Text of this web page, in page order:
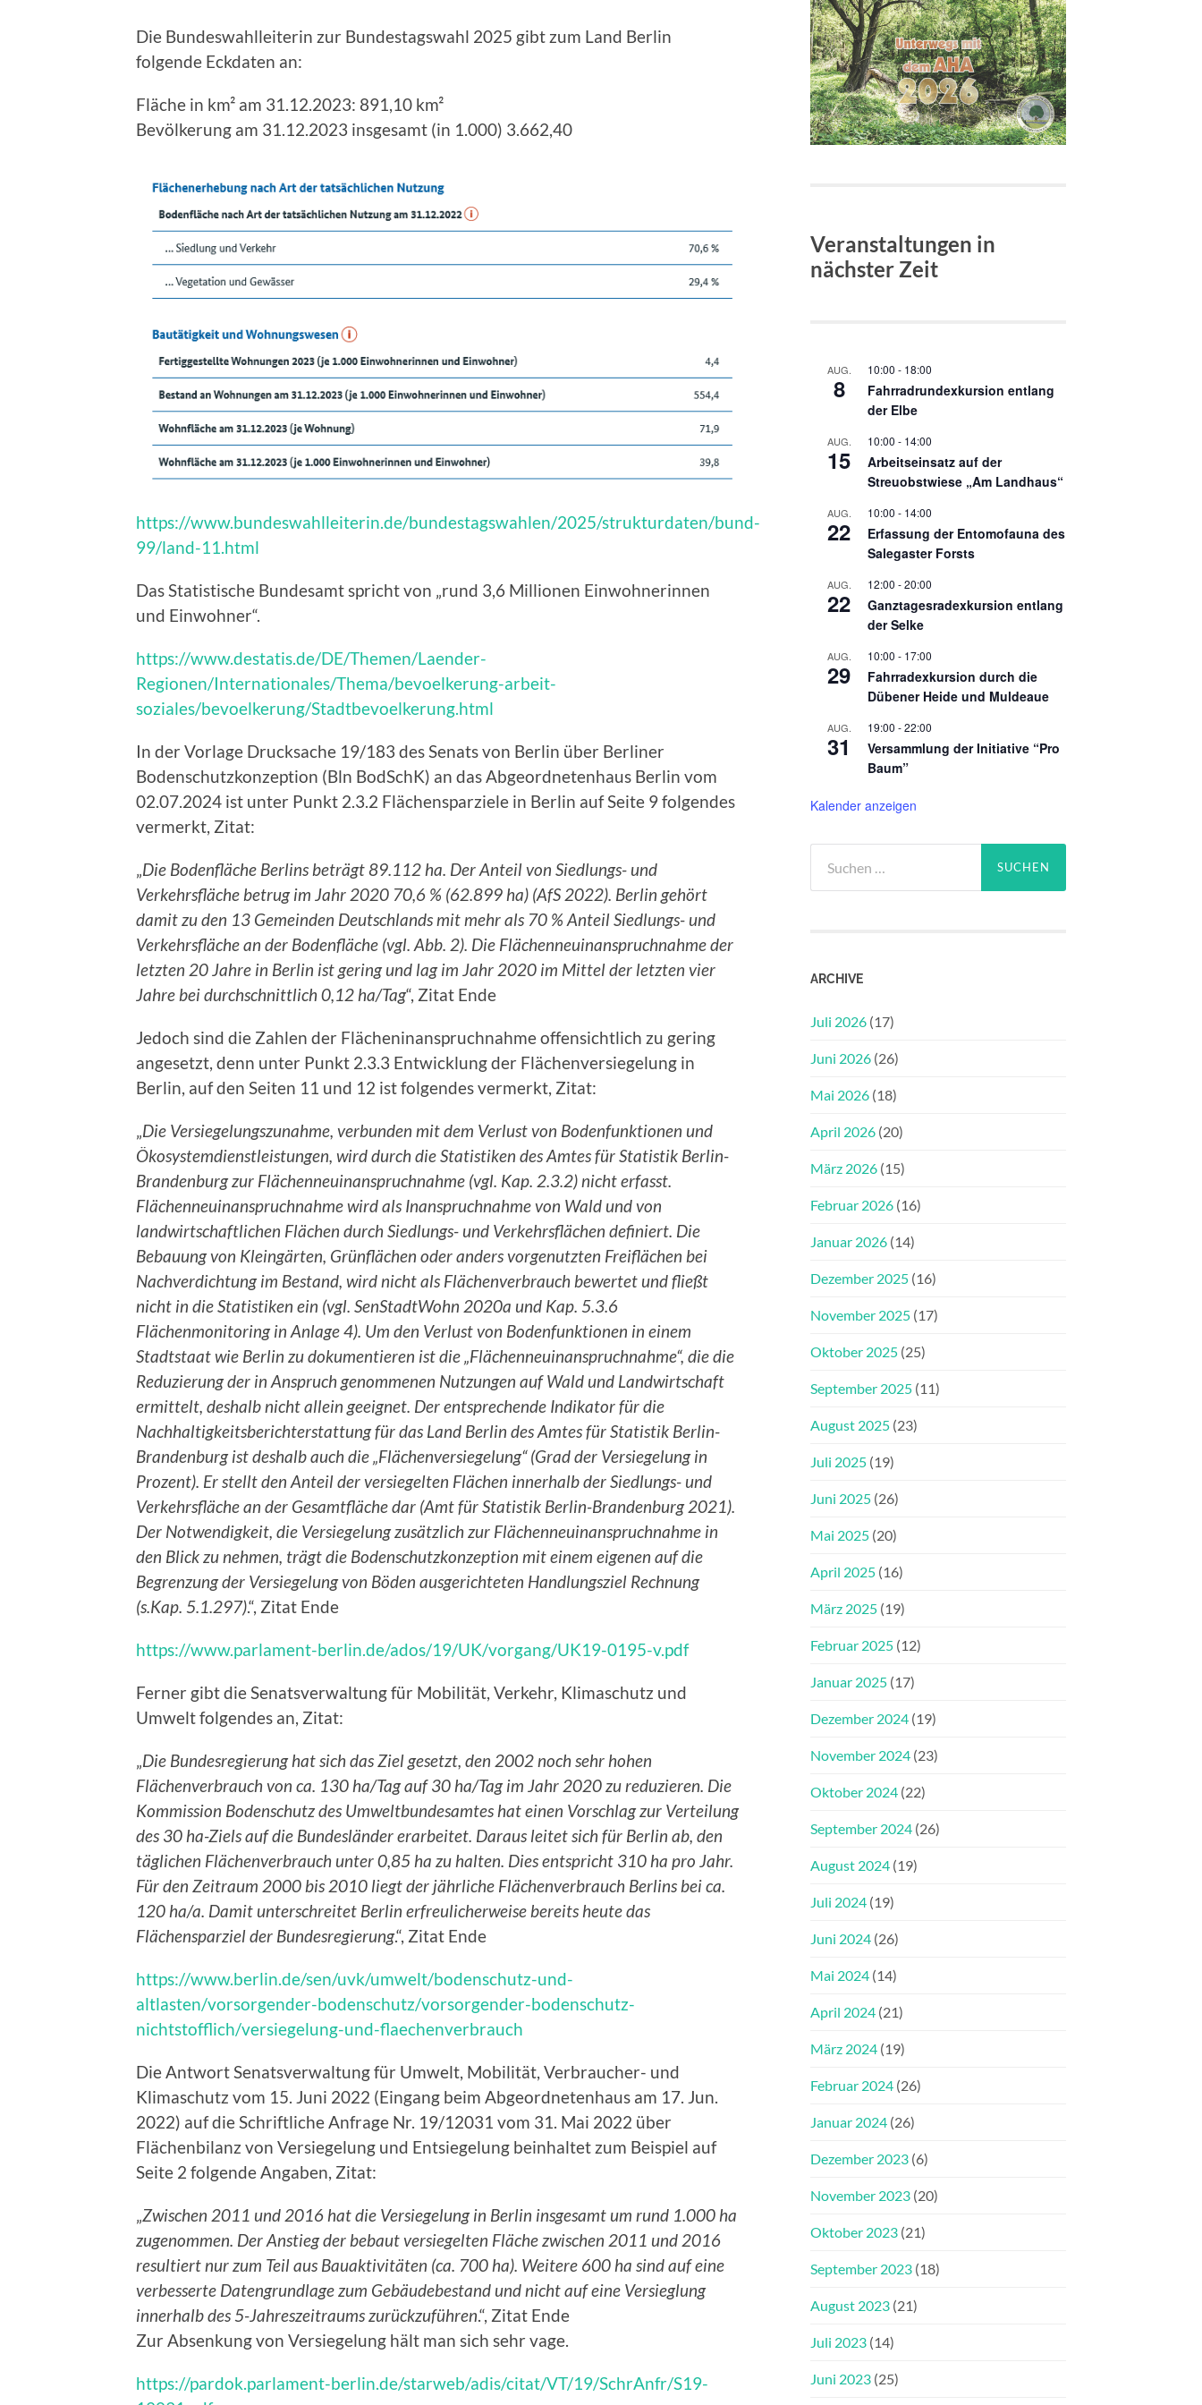
Die Bundeswahlleiterin zur Bundestagswahl 2025 gibt zum Land Berlin
folgende Eckdaten an:
Fläche in km² am 31.12.2023: 891,10 km²
Bevölkerung am 31.12.2023 insgesamt (in 1.000) 3.662,40
https://www.bundeswahlleiterin.de/bundestagswahlen/2025/strukturdaten/bund-
99/land-11.html
Das Statistische Bundesamt spricht von „rund 3,6 Millionen Einwohnerinnen
und Einwohner“.
https://www.destatis.de/DE/Themen/Laender-
Regionen/Internationales/Thema/bevoelkerung-arbeit-
soziales/bevoelkerung/Stadtbevoelkerung.html
In der Vorlage Drucksache 19/183 des Senats von Berlin über Berliner
Bodenschutzkonzeption (Bln BodSchK) an das Abgeordnetenhaus Berlin vom
02.07.2024 ist unter Punkt 2.3.2 Flächensparziele in Berlin auf Seite 9 folgendes
vermerkt, Zitat:
„Die Bodenfläche Berlins beträgt 89.112 ha. Der Anteil von Siedlungs- und
Verkehrsfläche betrug im Jahr 2020 70,6 % (62.899 ha) (AfS 2022). Berlin gehört
damit zu den 13 Gemeinden Deutschlands mit mehr als 70 % Anteil Siedlungs- und
Verkehrsfläche an der Bodenfläche (vgl. Abb. 2). Die Flächenneuinanspruchnahme der
letzten 20 Jahre in Berlin ist gering und lag im Jahr 2020 im Mittel der letzten vier
Jahre bei durchschnittlich 0,12 ha/Tag“, Zitat Ende
Jedoch sind die Zahlen der Flächeninanspruchnahme offensichtlich zu gering
angesetzt, denn unter Punkt 2.3.3 Entwicklung der Flächenversiegelung in
Berlin, auf den Seiten 11 und 12 ist folgendes vermerkt, Zitat:
„Die Versiegelungszunahme, verbunden mit dem Verlust von Bodenfunktionen und
Ökosystemdienstleistungen, wird durch die Statistiken des Amtes für Statistik Berlin-
Brandenburg zur Flächenneuinanspruchnahme (vgl. Kap. 2.3.2) nicht erfasst.
Flächenneuinanspruchnahme wird als Inanspruchnahme von Wald und von
landwirtschaftlichen Flächen durch Siedlungs- und Verkehrsflächen definiert. Die
Bebauung von Kleingärten, Grünflächen oder anders vorgenutzten Freiflächen bei
Nachverdichtung im Bestand, wird nicht als Flächenverbrauch bewertet und fließt
nicht in die Statistiken ein (vgl. SenStadtWohn 2020a und Kap. 5.3.6
Flächenmonitoring in Anlage 4). Um den Verlust von Bodenfunktionen in einem
Stadtstaat wie Berlin zu dokumentieren ist die „Flächenneuinanspruchnahme“, die die
Reduzierung der in Anspruch genommenen Nutzungen auf Wald und Landwirtschaft
ermittelt, deshalb nicht allein geeignet. Der entsprechende Indikator für die
Nachhaltigkeitsberichterstattung für das Land Berlin des Amtes für Statistik Berlin-
Brandenburg ist deshalb auch die „Flächenversiegelung“ (Grad der Versiegelung in
Prozent). Er stellt den Anteil der versiegelten Flächen innerhalb der Siedlungs- und
Verkehrsfläche an der Gesamtfläche dar (Amt für Statistik Berlin-Brandenburg 2021).
Der Notwendigkeit, die Versiegelung zusätzlich zur Flächenneuinanspruchnahme in
den Blick zu nehmen, trägt die Bodenschutzkonzeption mit einem eigenen auf die
Begrenzung der Versiegelung von Böden ausgerichteten Handlungsziel Rechnung
(s.Kap. 5.1.297).“, Zitat Ende
https://www.parlament-berlin.de/ados/19/UK/vorgang/UK19-0195-v.pdf
Ferner gibt die Senatsverwaltung für Mobilität, Verkehr, Klimaschutz und
Umwelt folgendes an, Zitat:
„Die Bundesregierung hat sich das Ziel gesetzt, den 2002 noch sehr hohen
Flächenverbrauch von ca. 130 ha/Tag auf 30 ha/Tag im Jahr 2020 zu reduzieren. Die
Kommission Bodenschutz des Umweltbundesamtes hat einen Vorschlag zur Verteilung
des 30 ha-Ziels auf die Bundesländer erarbeitet. Daraus leitet sich für Berlin ab, den
täglichen Flächenverbrauch unter 0,85 ha zu halten. Dies entspricht 310 ha pro Jahr.
Für den Zeitraum 2000 bis 2010 liegt der jährliche Flächenverbrauch Berlins bei ca.
120 ha/a. Damit unterschreitet Berlin erfreulicherweise bereits heute das
Flächensparziel der Bundesregierung.“, Zitat Ende
https://www.berlin.de/sen/uvk/umwelt/bodenschutz-und-
altlasten/vorsorgender-bodenschutz/vorsorgender-bodenschutz-
nichtstofflich/versiegelung-und-flaechenverbrauch
Die Antwort Senatsverwaltung für Umwelt, Mobilität, Verbraucher- und
Klimaschutz vom 15. Juni 2022 (Eingang beim Abgeordnetenhaus am 17. Jun.
2022) auf die Schriftliche Anfrage Nr. 19/12031 vom 31. Mai 2022 über
Flächenbilanz von Versiegelung und Entsiegelung beinhaltet zum Beispiel auf
Seite 2 folgende Angaben, Zitat:
„Zwischen 2011 und 2016 hat die Versiegelung in Berlin insgesamt um rund 1.000 ha
zugenommen. Der Anstieg der bebaut versiegelten Fläche zwischen 2011 und 2016
resultiert nur zum Teil aus Bauaktivitäten (ca. 700 ha). Weitere 600 ha sind auf eine
verbesserte Datengrundlage zum Gebäudebestand und nicht auf eine Versieglung
innerhalb des 5-Jahreszeitraums zurückzuführen.“, Zitat Ende
Zur Absenkung von Versiegelung hält man sich sehr vage.
https://pardok.parlament-berlin.de/starweb/adis/citat/VT/19/SchrAnfr/S19-
Veranstaltungen in
nächster Zeit
AUG.
8
10:00 - 18:00
Fahrradrundexkursion entlang
der Elbe
AUG.
15
10:00 - 14:00
Arbeitseinsatz auf der
Streuobstwiese „Am Landhaus“
AUG.
22
10:00 - 14:00
Erfassung der Entomofauna des
Salegaster Forsts
AUG.
22
12:00 -20:00
Ganztagesradexkursion entlang
der Selke
AUG.
29
10:00 - 17:00
Fahrradexkursion durch die
Dübener Heide und Muldeaue
AUG.
31
19:00 -22:00
Versammlung der Initiative “Pro
Baum”
Kalender anzeigen
nach:
ARCHIVE
Juli 2026 (17)
Juni 2026 (26)
Mai 2026 (18)
April 2026 (20)
März 2026 (15)
Februar 2026 (16)
Januar 2026 (14)
Dezember 2025 (16)
November 2025 (17)
Oktober 2025 (25)
September 2025 (11)
August 2025 (23)
Juli 2025 (19)
Juni 2025 (26)
Mai 2025 (20)
April 2025 (16)
März 2025 (19)
Februar 2025 (12)
Januar 2025 (17)
Dezember 2024 (19)
November 2024 (23)
Oktober 2024 (22)
September 2024 (26)
August 2024 (19)
Juli 2024 (19)
Juni 2024 (26)
Mai 2024 (14)
April 2024 (21)
März 2024 (19)
Februar 2024 (26)
Januar 2024 (26)
Dezember 2023 (6)
November 2023 (20)
Oktober 2023 (21)
September 2023 (18)
August 2023 (21)
Juli 2023 (14)
Juni 2023 (25)